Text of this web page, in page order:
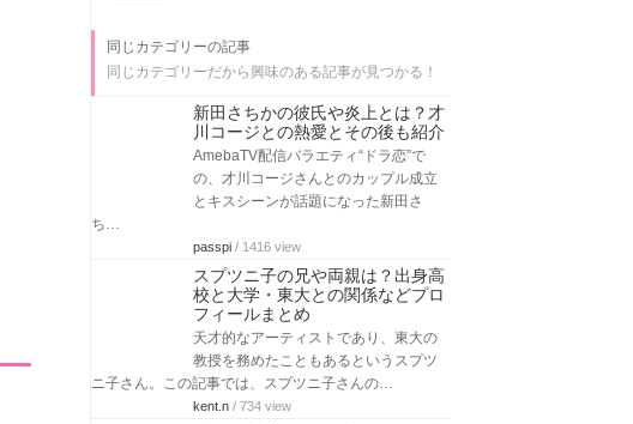
同じカテゴリーの記事
同じカテゴリーだから興味のある記事が見つかる！
新田さちかの彼氏や炎上とは？才
川コージとの熱愛とその後も紹介
AmebaTV配信バラエティ“ドラ恋”で
の、才川コージさんとのカップル成立
とキスシーンが話題になった新田さ
ち…
passpi / 1416 view
スプツニ子の兄や両親は？出身高
校と大学・東大との関係などプロ
フィールまとめ
天才的なアーティストであり、東大の
教授を務めたこともあるというスプツ
ニ子さん。この記事では、スプツニ子さんの…
kent.n / 734 view